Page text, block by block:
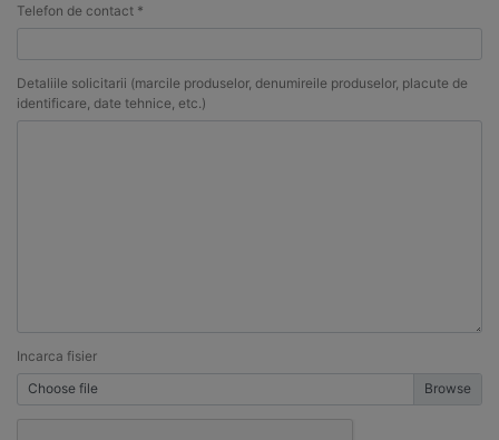
Telefon de contact *
Detaliile solicitarii (marcile produselor, denumireile produselor, placute de
identificare, date tehnice, etc.)
Incarca fisier
Choose file